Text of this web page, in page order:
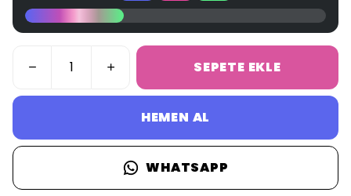
SEPETE EKLE
HEMEN AL
WHATSAPP